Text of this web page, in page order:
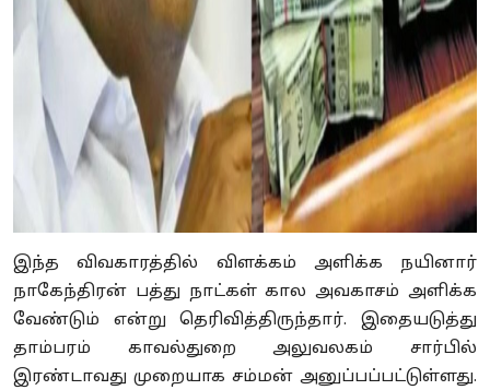
இந்த விவகாரத்தில் விளக்கம் அளிக்க நயினார்
நாகேந்திரன் பத்து நாட்கள் கால அவகாசம் அளிக்க
வேண்டும் என்று தெரிவித்திருந்தார். இதையடுத்து
தாம்பரம் காவல்துறை அலுவலகம் சார்பில்
இரண்டாவது முறையாக சம்மன் அனுப்பப்பட்டுள்ளது.